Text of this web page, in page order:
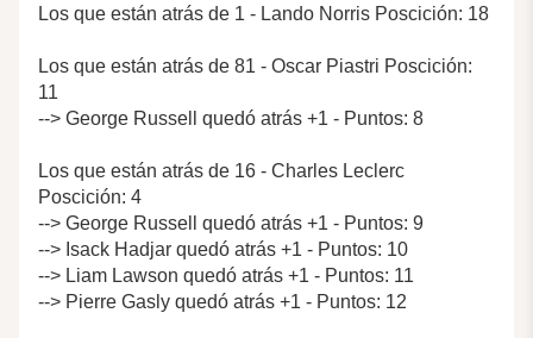
Los que están atrás de 1 - Lando Norris Poscición: 18
Los que están atrás de 81 - Oscar Piastri Poscición:
11
--> George Russell quedó atrás +1 - Puntos: 8
Los que están atrás de 16 - Charles Leclerc
Poscición: 4
--> George Russell quedó atrás +1 - Puntos: 9
--> Isack Hadjar quedó atrás +1 - Puntos: 10
--> Liam Lawson quedó atrás +1 - Puntos: 11
--> Pierre Gasly quedó atrás +1 - Puntos: 12